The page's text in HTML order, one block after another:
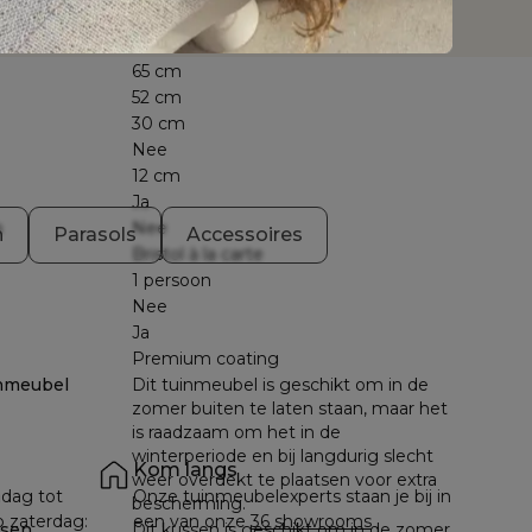
Nee
Orso
65 cm
52 cm
30 cm
Nee
12 cm
Ja
Nee
Bristol à la carte
1 persoon
Nee
Ja
Premium coating
Dit tuinmeubel is geschikt om in de
zomer buiten te laten staan, maar het
is raadzaam om het in de
winterperiode en bij langdurig slecht
weer overdekt te plaatsen voor extra
bescherming.
Parasols Accessoires
tot
zaterdag:
Kom langs
Onze tuinmeubelexperts staan je bij in
een van onze 36 showrooms